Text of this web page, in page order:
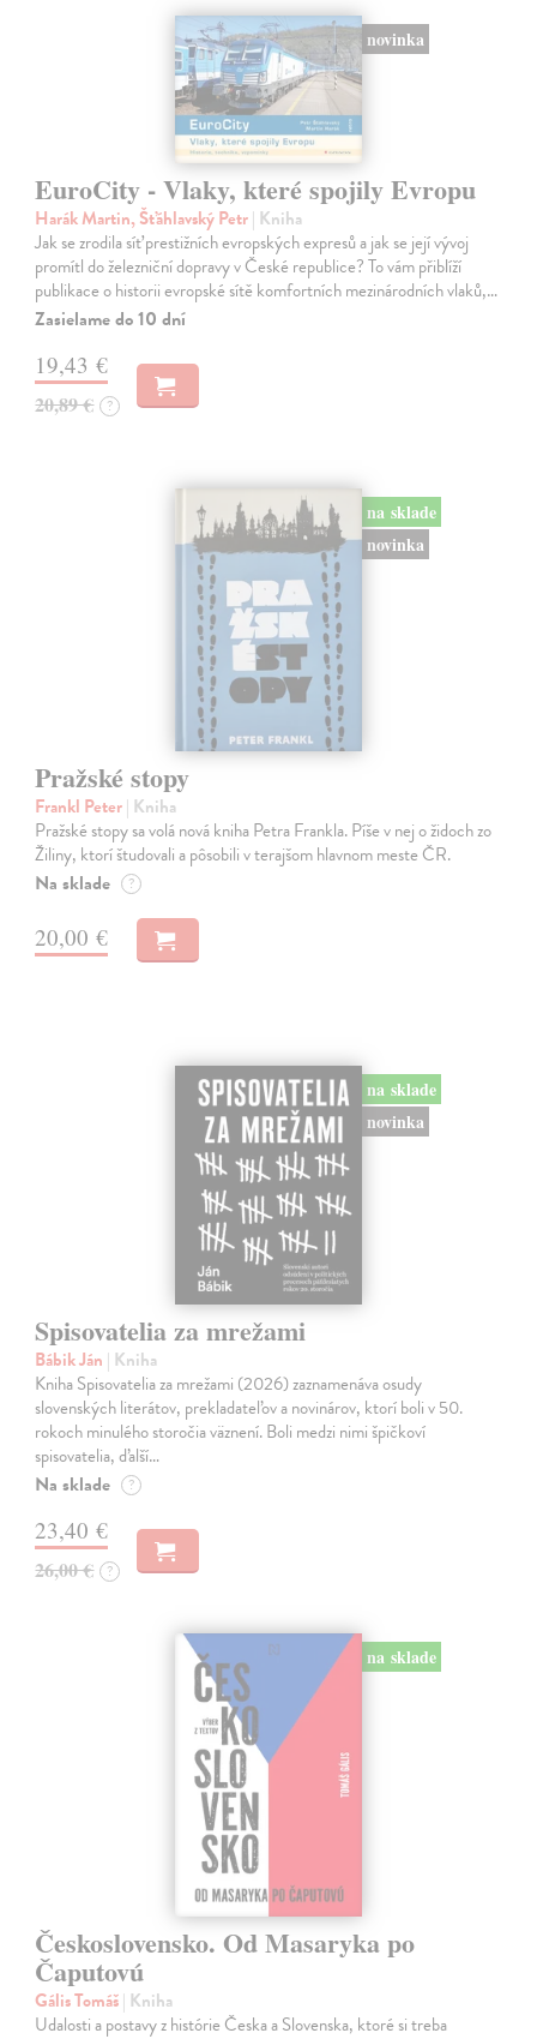
novinka
EuroCity - Vlaky, které spojily Evropu
Harák Martin, Šťáhlavský Petr| Kniha
Jak se zrodila síť prestižních evropských expresů a jak se její vývoj
promítl do železniční dopravy v České republice? To vám přiblíží
publikace o historii evropské sítě komfortních mezinárodních vlaků,…
Zasielame do 10 dní
19,43 €
20,89 € ?
na sklade
novinka
Pražské stopy
Frankl Peter| Kniha
Pražské stopy sa volá nová kniha Petra Frankla. Píše v nej o židoch zo
Žiliny, ktorí študovali a pôsobili v terajšom hlavnom meste ČR.
Na sklade ?
20,00 €
na sklade
novinka
Spisovatelia za mrežami
Bábik Ján | Kniha
Kniha Spisovatelia za mrežami (2026) zaznamenáva osudy
slovenských literátov, prekladateľov a novinárov, ktorí boli v 50.
rokoch minulého storočia väznení. Boli medzi nimi špičkoví
spisovatelia, ďalší…
Na sklade ?
23,40 €
26,00 € ?
na sklade
Československo. Od Masaryka po
Čaputovú
Gális Tomáš| Kniha
Udalosti a postavy z histórie Česka a Slovenska, ktoré si treba